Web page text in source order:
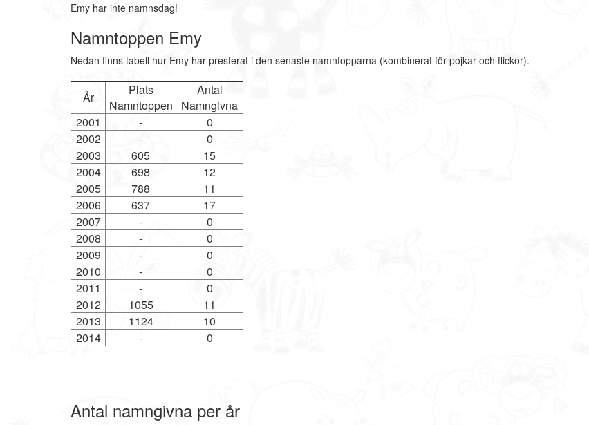
Emy har inte namnsdag!
Namntoppen Emy
Nedan finns tabell hur Emy har presterat i den senaste namntopparna (kombinerat för pojkar och flickor).
År
Plats
Namntoppen
Antal
Namngivna
2001
-
0
2002
-
0
2003
605
15
2004
698
12
2005
788
11
2006
637
17
2007
-
0
2008
-
0
2009
-
0
2010
-
0
2011
-
0
2012
1055
11
2013
1124
10
2014
- 0
Antal namngivna per år